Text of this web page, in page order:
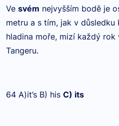
Ve svém nejvyšším bodě je
metru a s tím, jak v
hladina moře, mizí každý
Tangeru.
64 A)it’s B) his C) its